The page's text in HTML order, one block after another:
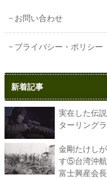
お問い合わせ
プライバシー・ポリシー
新着記事
実在した伝
ターリング
金剛たけし
す⑤台湾沖航
富士興産会